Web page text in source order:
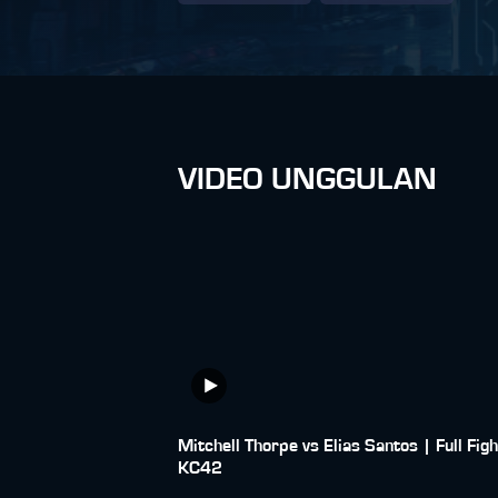
VIDEO UNGGULAN
Mitchell Thorpe vs Elias Santos | Full
KC42